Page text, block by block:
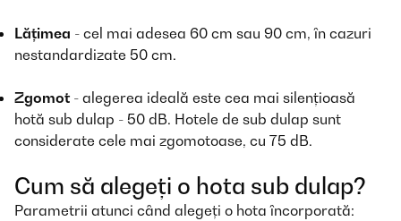
Lățimea - cel mai adesea 60 cm sau 90 cm, în cazuri
nestandardizate 50 cm.
Zgomot - alegerea ideală este cea mai silențioasă
hotă sub dulap - 50 dB. Hotele de sub dulap sunt
considerate cele mai zgomotoase, cu 75 dB.
Cum să alegeți o hota sub dulap?
Parametrii atunci când alegeți o hota încorporată: